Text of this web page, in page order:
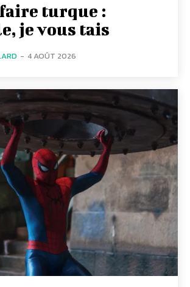
turque :
je vous tais
- 4 AOÛT 2026